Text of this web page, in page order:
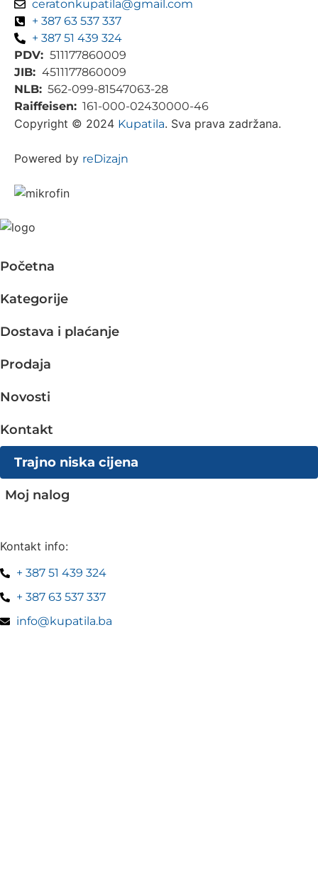
ceratonkupatila@gmail.com
+ 387 63 537 337
+ 387 51 439 324
PDV: 511177860009
JIB: 4511177860009
NLB: 562-099-81547063-28
Raiffeisen: 161-000-02430000-46
Copyright © 2024 Kupatila. Sva prava zadržana.
Powered by reDizajn
Početna
Kategorije
Dostava i plaćanje
Prodaja
Novosti
Kontakt
Trajno niska cijena
Moj nalog
Kontakt info:
+ 387 51 439 324
+ 387 63 537 337
info@kupatila.ba